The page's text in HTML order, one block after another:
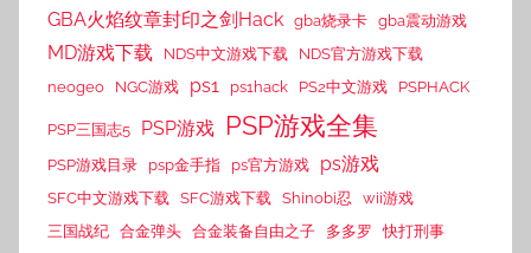
GBA火焰纹章封印之剑Hack gba烧录卡 gba震动游戏
MD游戏下载 NDS中文游戏下载
NDS官方游戏下载
neogeo
NGC游戏 ps1 ps1hack PS2中文游戏 PSPHACK
PSP三国志5 PSP游戏 PSP游戏全集
PSP游戏目录 psp金手指 ps官方游戏 ps游戏
SFC中文游戏下载 SFC游戏下载 Shinobi忍
wii游戏
三国战纪 合金弹头 合金装备自由之子 多多罗
快打刑事